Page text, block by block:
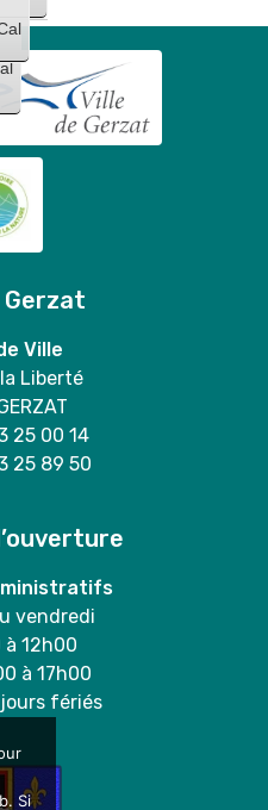
Gerzat
Ville
Liberté
25 00 14
25 89 50
vendredi
12h00
à 17h00
fériés
Si